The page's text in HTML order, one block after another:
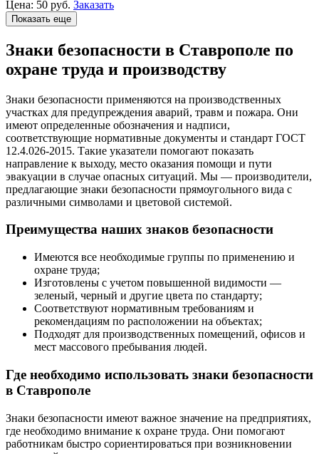
Цена: 50 руб. Заказать
Показать еще
Знаки безопасности в Ставрополе по
охране труда и производству
Знаки безопасности применяются на производственных
участках для предупреждения аварий, травм и пожара. Они
имеют определенные обозначения и надписи,
соответствующие нормативные документы и стандарт ГОСТ
12.4.026-2015. Такие указатели помогают показать
направление к выходу, место оказания помощи и пути
эвакуации в случае опасных ситуаций. Мы — производители,
предлагающие знаки безопасности прямоугольного вида с
различными символами и цветовой системой.
Преимущества наших знаков безопасности
Имеются все необходимые группы по применению и
охране труда;
Изготовлены с учетом повышенной видимости —
зеленый, черный и другие цвета по стандарту;
Соответствуют нормативным требованиям и
рекомендациям по расположении на объектах;
Подходят для производственных помещений, офисов и
мест массового пребывания людей.
Где необходимо использовать знаки безопасности
в Ставрополе
Знаки безопасности имеют важное значение на предприятиях,
где необходимо внимание к охране труда. Они помогают
работникам быстро сориентироваться при возникновении